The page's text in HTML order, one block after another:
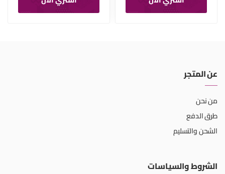
عن المتجر
من نحن
طرق الدفع
الشحن والتسليم
الشروط والسياسات